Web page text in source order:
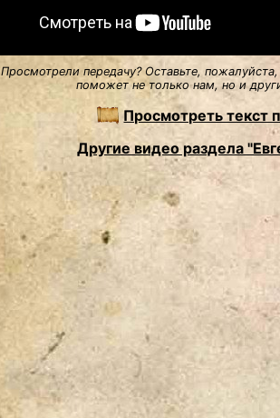
Просмотрели передачу? Оставьте,
поможет не только нам, но и
Просмотреть текст
Другие видео раздела